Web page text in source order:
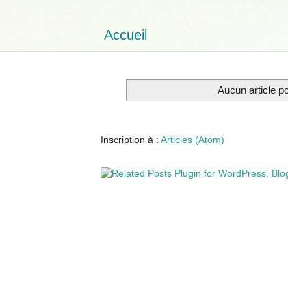
Accueil
Aucun article
Inscription à : Articles (Atom)